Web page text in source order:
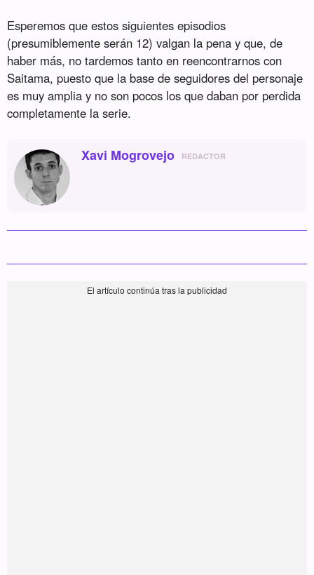
Esperemos que estos siguientes episodios
(presumiblemente serán 12) valgan la pena y que, de
haber más, no tardemos tanto en reencontrarnos con
Saitama, puesto que la base de seguidores del personaje
es muy amplia y no son pocos los que daban por perdida
completamente la serie.
Xavi Mogrovejo REDACTOR